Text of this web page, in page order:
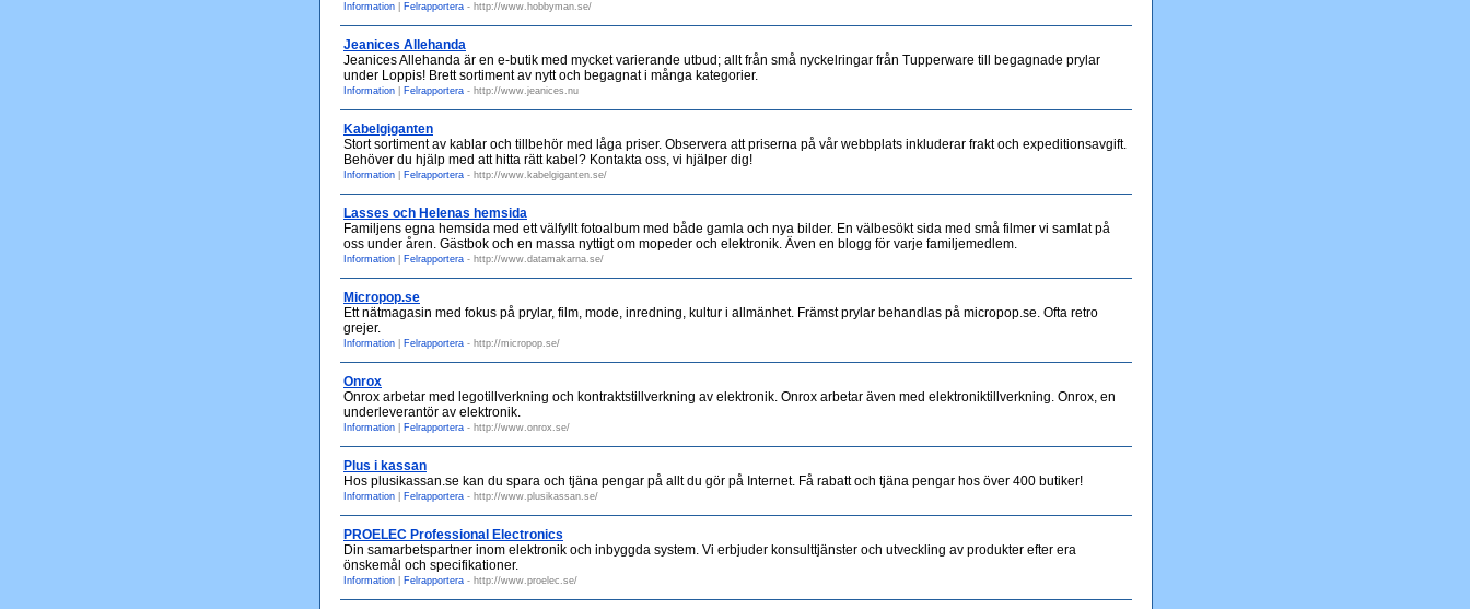
Information Felrapportera - http://www.hobbyman.se/
Jeanices Allehanda
Jeanices Allehanda är en e-butik med mycket varierande utbud; allt från små nyckelringar från Tupperware till begagnade prylar
under Loppis! Brett sortiment av nytt och begagnat i många kategorier.
Information Felrapportera - http://www.jeanices.nu
Kabelgiganten
Stort sortiment av kablar och tillbehör med låga priser. Observera att priserna på vår webbplats inkluderar frakt och expeditionsavgift.
Behöver du hjälp med att hitta rätt kabel? Kontakta oss, vi hjälper dig!
Information Felrapportera - http://www.kabelgiganten.se/
Lasses och Helenas hemsida
Familjens egna hemsida med ett välfyllt fotoalbum med både gamla och nya bilder. En välbesökt sida med små filmer vi samlat på
oss under åren. Gästbok och en massa nyttigt om mopeder och elektronik. Även en blogg för varje familjemedlem.
Information Felrapportera - http://www.datamakarna.se/
Micropop.se
Ett nätmagasin med fokus på prylar, film, mode, inredning, kultur i allmänhet. Främst prylar behandlas på micropop.se. Ofta retro
grejer.
Information Felrapportera - http://micropop.se/
Onrox
Onrox arbetar med legotillverkning och kontraktstillverkning av elektronik. Onrox arbetar även med elektroniktillverkning. Onrox, en
underleverantör av elektronik.
Information Felrapportera - http://www.onrox.se/
Plus i kassan
Hos plusikassan.se kan du spara och tjäna pengar på allt du gör på Internet. Få rabatt och tjäna pengar hos över 400 butiker!
Information Felrapportera - http://www.plusikassan.se/
PROELEC Professional Electronics
Din samarbetspartner inom elektronik och inbyggda system. Vi erbjuder konsulttjänster och utveckling av produkter efter era
önskemål och specifikationer.
Information Felrapportera - http://www.proelec.se/